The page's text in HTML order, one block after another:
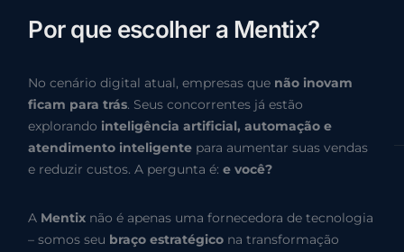
Por que escolher a Mentix?
No cenário digital atual, empresas que não inovam
ficam para trás. Seus concorrentes já estão
explorando inteligência artificial, automação e
atendimento inteligente para aumentar suas vendas
e reduzir custos. A pergunta é:e você?
A Mentix não é apenas uma fornecedora de tecnologia
– somos seu braço estratégico na transformação